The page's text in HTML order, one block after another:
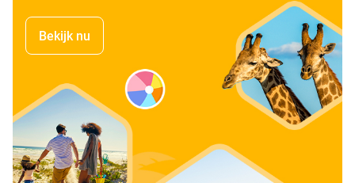
Bekijk nu